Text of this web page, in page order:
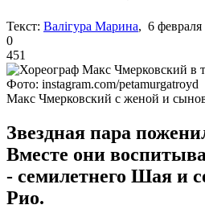
Текст: Валігура Марина, 6 февраля
0
451
Фото: instagram.com/petamurgatroyd
Макс Чмерковский с женой и
Звездная пара
Вместе они
- семилетнего Шая и
Рио.